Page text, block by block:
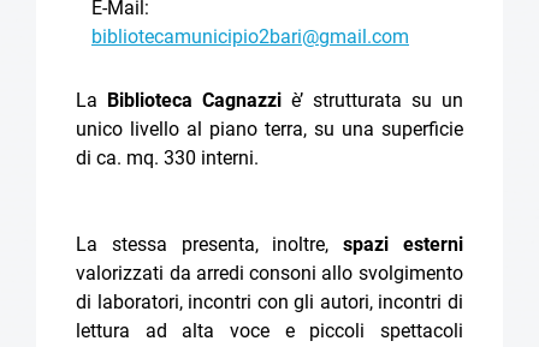
La Biblioteca Cagnazzi è’ strutturata su un
unico livello al piano terra, su una superficie
di ca. mq. 330 interni.
La stessa presenta, inoltre,spazi esterni
valorizzati da arredi consoni allo svolgimento
di laboratori, incontri con gli autori, incontri di
lettura ad alta voce e piccoli spettacoli
E-Mail:
bibliotecamunicipio2bari@gmail.com